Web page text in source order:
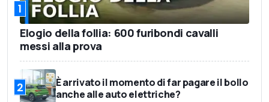
1
Elogio della follia: 600 furibondi cavalli
messi alla prova
2
È arrivato il momento di far pagare il bollo
anche alle auto elettriche?